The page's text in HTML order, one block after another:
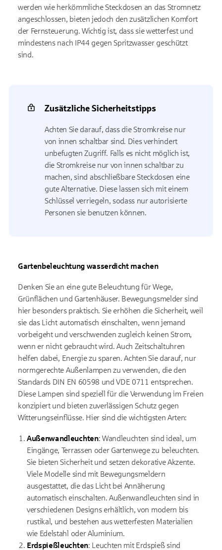
werden wie herkömmliche Steckdosen an das Stromnetz
angeschlossen, bieten jedoch den zusätzlichen Komfort
der Fernsteuerung. Wichtig ist, dass sie wetterfest und
mindestens nach IP44 gegen Spritzwasser geschützt
sind.
Zusätzliche Sicherheitstipps
Achten Sie darauf, dass die Stromkreise nur
von innen schaltbar sind. Dies verhindert
unbefugten Zugriff. Falls es nicht möglich ist,
die Stromkreise nur von innen schaltbar zu
machen, sind abschließbare Steckdosen eine
gute Alternative. Diese lassen sich mit einem
Schlüssel verriegeln, sodass nur autorisierte
Personen sie benutzen können.
Gartenbeleuchtung wasserdicht machen
Denken Sie an eine gute Beleuchtung für Wege,
Grünflächen und Gartenhäuser. Bewegungsmelder sind
hier besonders praktisch. Sie erhöhen die Sicherheit, weil
sie das Licht automatisch einschalten, wenn jemand
vorbeigeht und verschwenden zugleich keinen Strom,
wenn er nicht gebraucht wird. Auch Zeitschaltuhren
helfen dabei, Energie zu sparen. Achten Sie darauf, nur
normgerechte Außenlampen zu verwenden, die den
Standards DIN EN 60598 und VDE 0711 entsprechen.
Diese Lampen sind speziell für die Verwendung im Freien
konzipiert und bieten zuverlässigen Schutz gegen
Witterungseinflüsse. Hier sind die wichtigsten Arten:
Außenwandleuchten: Wandleuchten sind ideal, um
Eingänge, Terrassen oder Gartenwege zu beleuchten.
Sie bieten Sicherheit und setzen dekorative Akzente.
Viele Modelle sind mit Bewegungsmeldern
ausgestattet, die das Licht bei Annäherung
automatisch einschalten. Außenwandleuchten sind in
verschiedenen Designs erhältlich, von modern bis
rustikal, und bestehen aus wetterfesten Materialien
wie Edelstahl oder Aluminium.
Erdspießleuchten: Leuchten mit Erdspieß sind